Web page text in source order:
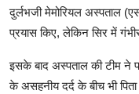
दुर्लभजी मेमोरियल अस्पताल
प्रयास किए, लेकिन सिर में
इसके बाद अस्पताल की टीम ने
के असहनीय दर्द के बीच भी